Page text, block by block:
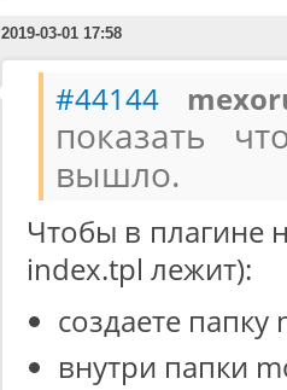
2019-03-01 17:58
#44144
показать
вышло.
Чтобы в плагине
index.tpl лежит):
создаете папку
внутри папки